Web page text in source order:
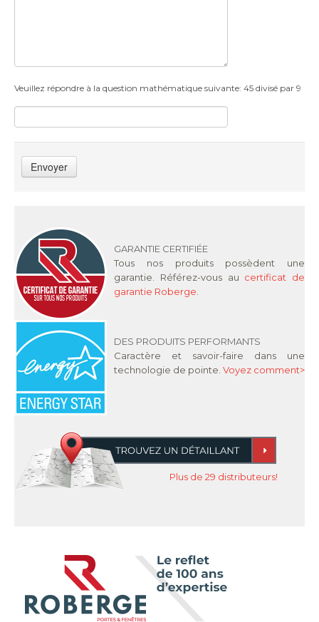
Veuillez répondre à la question mathématique suivante: 45 divisé par 9
Envoyer
GARANTIE CERTIFIÉE
Tous nos produits possèdent une
garantie. Référez-vous au certificat de
garantie Roberge.
DES PRODUITS PERFORMANTS
Caractère et savoir-faire dans une
technologie de pointe. Voyez comment>
Plus de 29 distributeurs!